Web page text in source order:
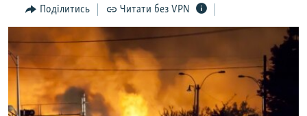
навігації
Перейти
до
пошуку
БЛОГИ
ІНТЕРВ'Ю
ВСЕ ЗА ДЕНЬ
СПЕЦПРОЕКТИ
Поділитись Читати без VPN